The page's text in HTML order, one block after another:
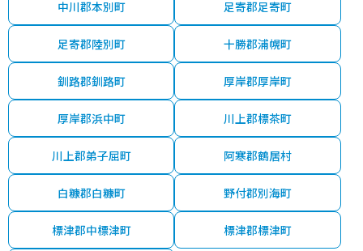
中川郡本別町 足寄郡足寄町
足寄郡陸別町 十勝郡浦幌町
釧路郡釧路町 厚岸郡厚岸町
厚岸郡浜中町 川上郡標茶町
川上郡弟子屈町 阿寒郡鶴居村
白糠郡白糠町 野付郡別海町
標津郡中標津町 標津郡標津町